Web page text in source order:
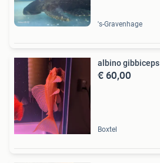
's-Gravenhage
albino gibbiceps
€ 60,00
Boxtel